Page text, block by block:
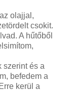
olajjal,
csokit.
A hűtőből
szerint és a
befedem a
kerül a